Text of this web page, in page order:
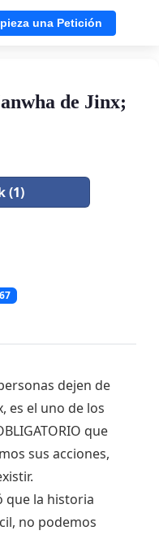
una Petición
de Jinx;
(1)
67
dejen de
es el uno de los
que
sus acciones,
que la historia
no podemos